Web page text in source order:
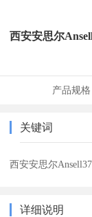
西安安思尔
产品规格
关键词
西安安思尔
详细说明